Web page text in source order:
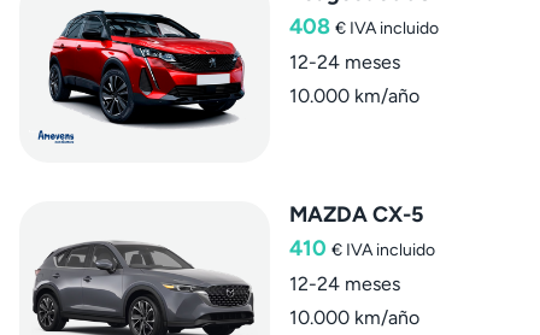
408 € IVA incluido
12-24 meses
10.000 km/año
MAZDA CX-5
410 € IVA incluido
12-24 meses
10.000 km/año